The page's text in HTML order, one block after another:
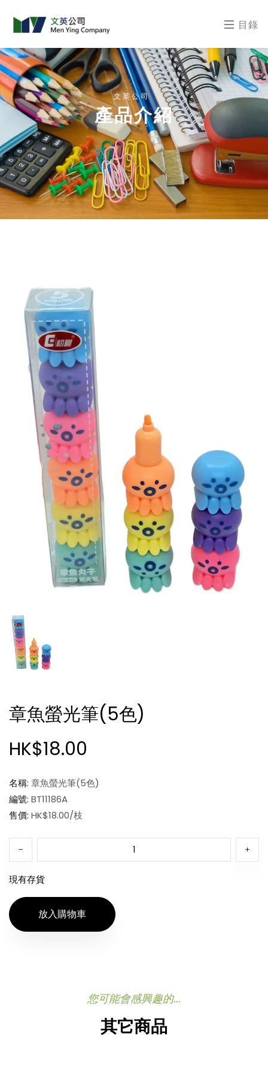
目錄
文英公司
產品介紹
章魚螢光筆(5色)
HK$18.00
名稱: 章魚螢光筆(5色)
編號: BT11186A
售價: HK$18.00/枝
現有存貨
放入購物車
您可能會感興趣的...
其它商品